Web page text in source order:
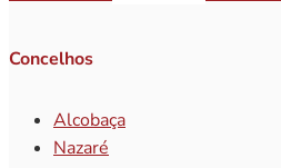
Concelhos
Alcobaça
Nazaré